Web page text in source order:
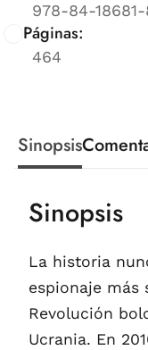
978-84-
Páginas:
464
Sinopsis
Sinopsis
La historia
espionaje más
Revolución
Ucrania. En